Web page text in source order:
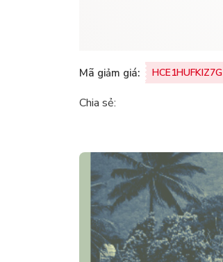
Mã giảm giá: HCE1HUFKIZ7G
Chia sẻ: